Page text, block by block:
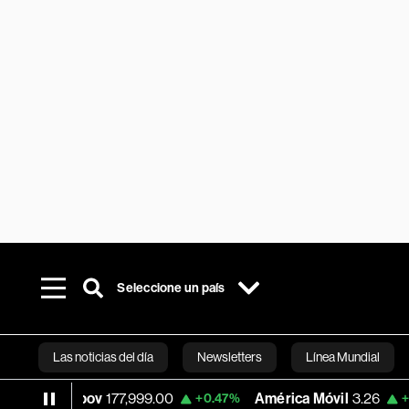
Seleccione un país
Las noticias del día Newsletters Línea Mundial
Bloomberg
177,999.00 +0.47% América Móvil 3.26 +2.52%